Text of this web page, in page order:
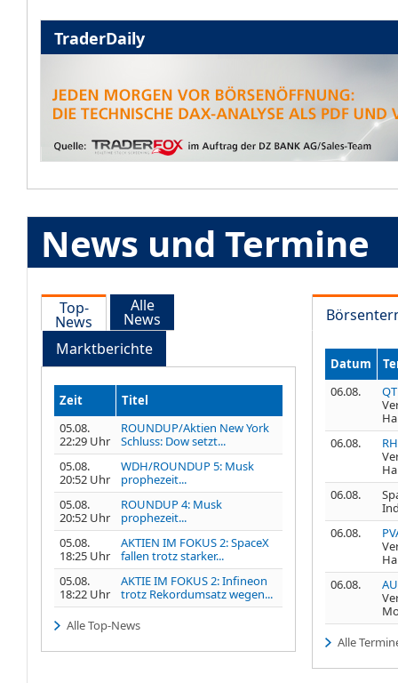
TraderDaily
News und Termine
Top-
News
Alle
News
Marktberichte
Zeit
Titel
05.08.
22:29 Uhr
ROUNDUP/Aktien New York
Schluss: Dow setzt...
05.08.
20:52 Uhr
WDH/ROUNDUP 5: Musk
prophezeit...
05.08.
20:52 Uhr
ROUNDUP 4: Musk
prophezeit...
05.08.
18:25 Uhr
AKTIEN IM FOKUS 2: SpaceX
fallen trotz starker...
05.08.
18:22 Uhr
AKTIE IM FOKUS 2: Infineon
trotz Rekordumsatz wegen...
Alle Top-News
Datum
06.08.
06.08.
06.08.
06.08.
06.08.
Alle